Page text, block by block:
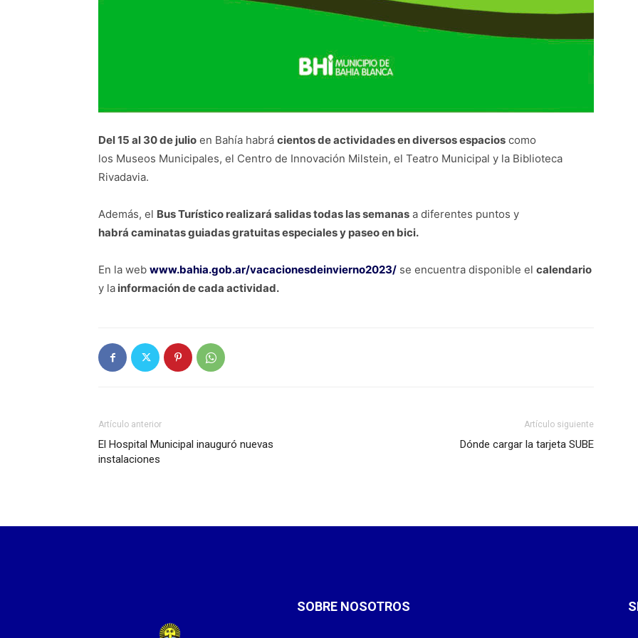
Del 15 al 30 de julio en Bahía habrá cientos de actividades en diversos espacios como
los Museos Municipales, el Centro de Innovación Milstein, el Teatro Municipal y la Biblioteca
Rivadavia.
Además, el Bus Turístico realizará salidas todas las semanas a diferentes puntos y
habrá caminatas guiadas gratuitas especiales y paseo en bici.
En la web www.bahia.gob.ar/vacacionesdeinvierno2023/ se encuentra disponible el calendario
y la información de cada actividad.
Artículo anterior
El Hospital Municipal inauguró nuevas
instalaciones
Artículo siguiente
Dónde cargar la tarjeta SUBE
SOBRE NOSOTROS